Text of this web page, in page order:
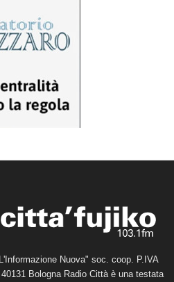
Nuova" soc. coop. P.IVA
Bologna Radio Città è una testata